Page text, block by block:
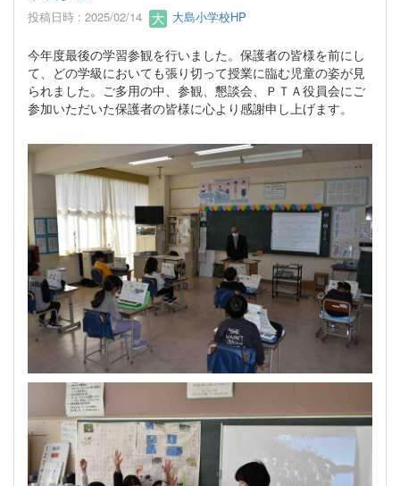
投稿日時 : 2025/02/14 大島小学校HP
今年度最後の学習参観を行いました。保護者の皆様を前にし
て、どの学級においても張り切って授業に臨む児童の姿が見
られました。ご多用の中、参観、懇談会、ＰＴＡ役員会にご
参加いただいた保護者の皆様に心より感謝申し上げます。